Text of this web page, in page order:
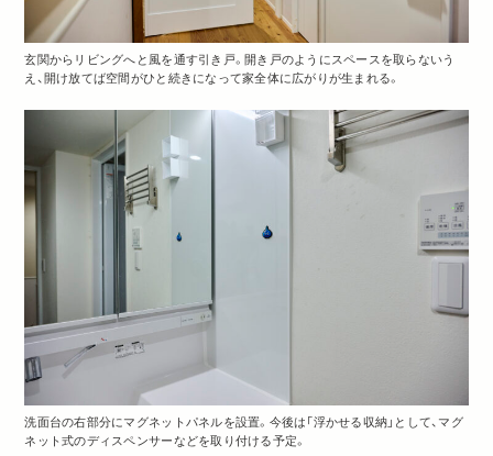
玄関からリビングへと風を通す引き戸。開き戸のようにスペースを取らないう
え、開け放てば空間がひと続きになって家全体に広がりが生まれる。
洗面台の右部分にマグネットパネルを設置。今後は「浮かせる収納」として、マグ
ネット式のディスペンサーなどを取り付ける予定。